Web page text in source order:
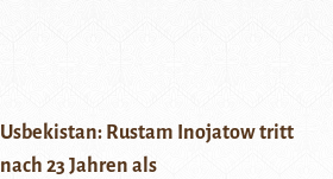
Usbekistan: Rustam Inojatow tritt
nach 23 Jahren als